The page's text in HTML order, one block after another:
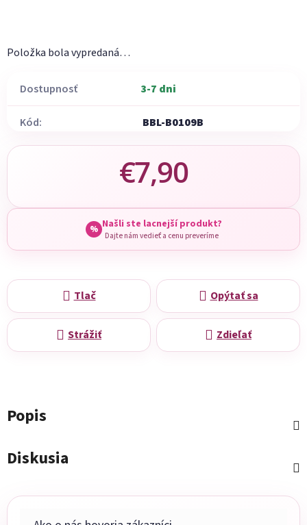
Položka bola vypredaná…
Dostupnosť 3-7 dni
Kód: BBL-B0109B
€7,90
% Našli ste lacnejší produkt?
Dajte nám vedieť a cenu preveríme
Tlač Opýtať sa
Strážiť Zdieľať
Popis
Diskusia